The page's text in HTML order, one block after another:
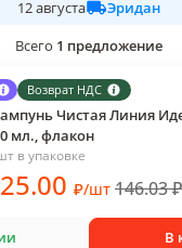
12 августа
Эридан
Всего 1 предложение
Возврат НДС
Чистая Линия
мл., флакон
в упаковке
.00 ₽/шт 146.03₽
В